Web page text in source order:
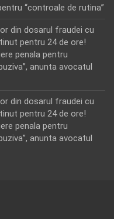
“controale de rutina”
din dosarul fraudei cu
pentru 24 de ore!
penala pentru
anunta avocatul
din dosarul fraudei cu
pentru 24 de ore!
penala pentru
anunta avocatul